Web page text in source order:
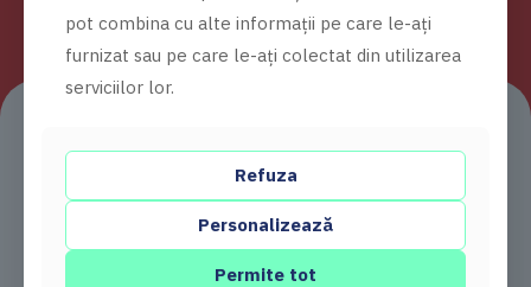
pot combina cu alte informații pe care le-ați
furnizat sau pe care le-ați colectat din utilizarea
serviciilor lor.
Refuza
Personalizează
Permite tot